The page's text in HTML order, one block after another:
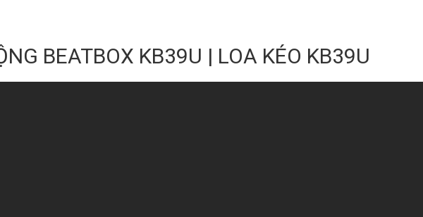
BEATBOX KB39U | LOA KÉO KB39U